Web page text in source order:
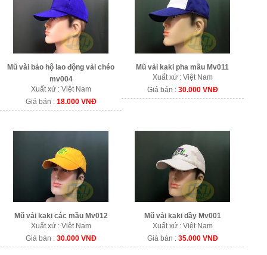
Mũ vài bảo hộ lao động vải chéo
mv004
Xuất xứ : Việt Nam
Giá bán : 18.000 VNĐ
Mũ vải kaki pha mầu Mv011
Xuất xứ : Việt Nam
Giá bán : 30.000 VNĐ
Mũ vải kaki các mầu Mv012
Xuất xứ : Việt Nam
Giá bán : 30.000 VNĐ
Mũ vải kaki dầy Mv001
Xuất xứ : Việt Nam
Giá bán : 35.000 VNĐ